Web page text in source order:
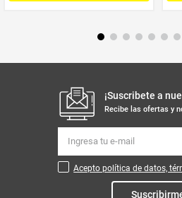
¡Suscribete a
Recibe las ofertas y
Acepto política de datos,